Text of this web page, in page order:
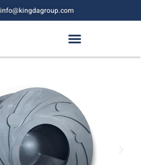
info@kingdagroup.com